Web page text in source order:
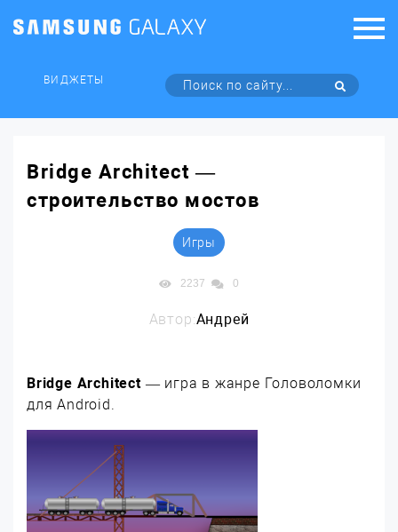
ВИДЖЕТЫ
Bridge Architect —
строительство мостов
Игры
2237 0
Автор:Андрей
Bridge Architect— игра в жанре Головоломки
для Android.